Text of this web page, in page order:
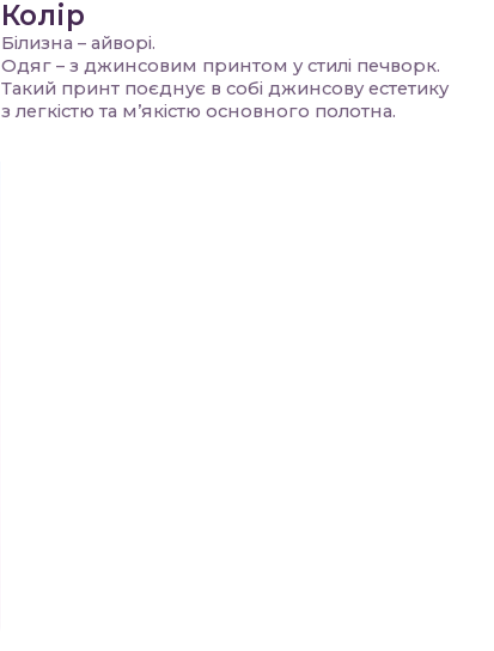
Колір
Білизна – айворі.
Одяг – з джинсовим принтом у стилі печворк.
Такий принт поєднує в собі джинсову естетику
з легкістю та м’якістю основного полотна.